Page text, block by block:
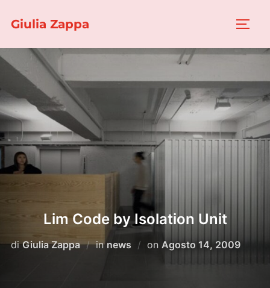
Giulia Zappa
Lim Code by Isolation Unit
diGiulia Zappa in news on Pubblicato
Agosto 14, 2009